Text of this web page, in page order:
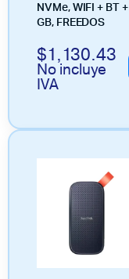
NVMe, WIFI + BT +
GB, FREEDOS
$1,130.43
No incluye
IVA